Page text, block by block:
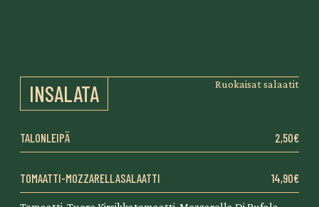
INSALATA Ruokaisat salaatit
TALONLEIPÄ 2,50€
TOMAATTI-MOZZARELLASALAATTI 14,90€